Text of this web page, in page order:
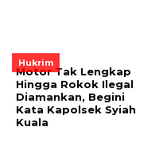
Hukrim
Motor Tak Lengkap
Hingga Rokok Ilegal
Diamankan, Begini
Kata Kapolsek Syiah
Kuala